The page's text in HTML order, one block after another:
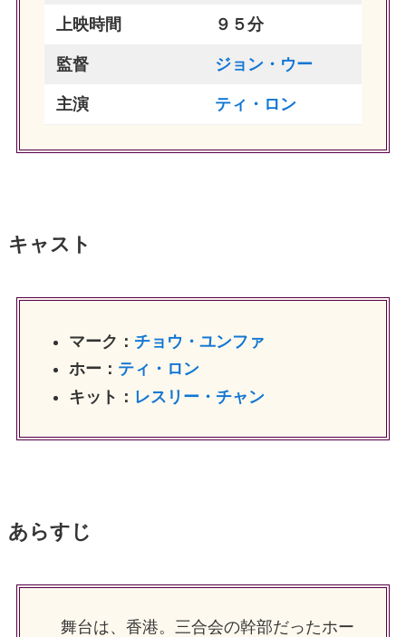
上映時間 ９５分
監督 ジョン・ウー
主演 ティ・ロン
キャスト
マーク： チョウ・ユンファ
ホー： ティ・ロン
キット： レスリー・チャン
あらすじ
舞台は、香港。三合会の幹部だったホー